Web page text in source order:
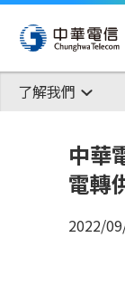
了解我們
中華
電轉
2022/